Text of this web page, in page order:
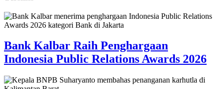
Bank Kalbar Raih Penghargaan
Indonesia Public Relations Awards 2026